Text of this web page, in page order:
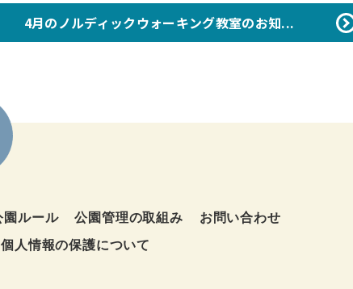
4月のノルディックウォーキング教室のお知...
園ルール 公園管理の取組み
お問い合わせ
個人情報の保護について